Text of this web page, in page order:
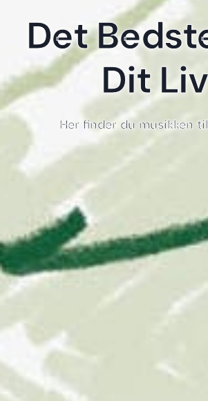
Det
Dit Liv
Her finder du musikken